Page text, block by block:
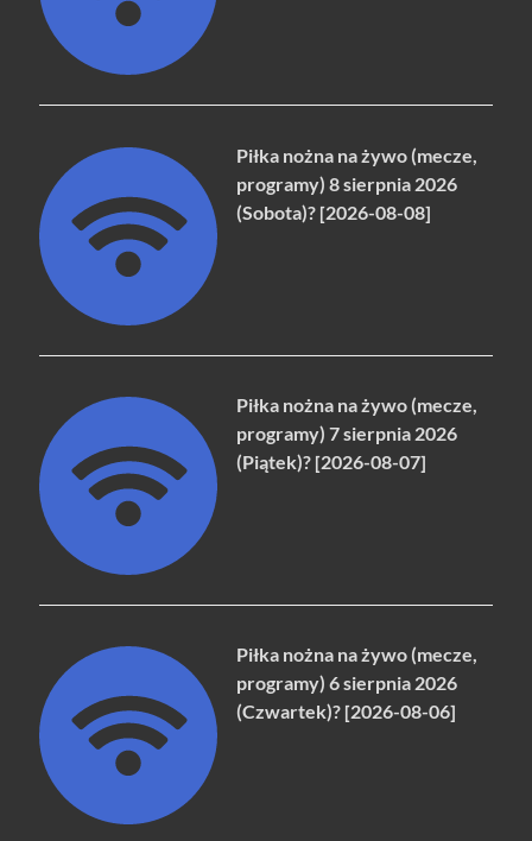
Piłka nożna na żywo (mecze,
programy) 8 sierpnia 2026
(Sobota)? [2026-08-08]
Piłka nożna na żywo (mecze,
programy) 7 sierpnia 2026
(Piątek)? [2026-08-07]
Piłka nożna na żywo (mecze,
programy) 6 sierpnia 2026
(Czwartek)? [2026-08-06]